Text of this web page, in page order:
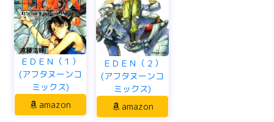
ＥＤＥＮ（１）
(アフタヌーンコ
ミックス)
amazon
ＥＤＥＮ（２）
(アフタヌーンコ
ミックス)
amazon